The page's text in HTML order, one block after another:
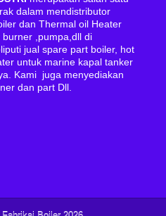
dalam mendistributor
dan Thermal oil Heater
,pumpa,dll di
jual spare part boiler, hot
untuk marine kapal tanker
Kami juga menyediakan
dan part Dll.